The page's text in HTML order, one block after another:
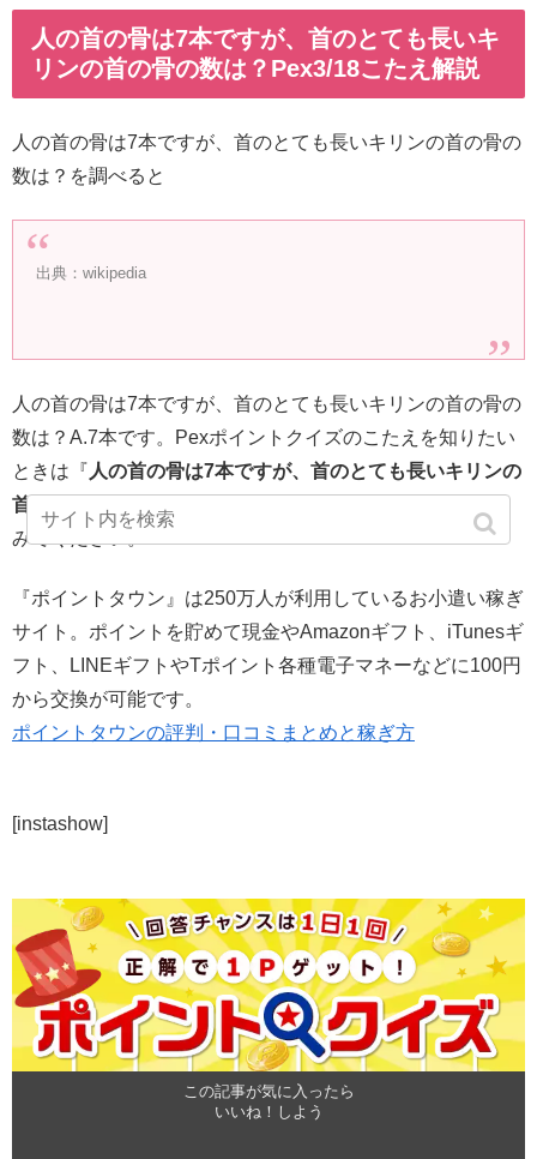
人の首の骨は7本ですが、首のとても長いキ
リンの首の骨の数は？Pex3/18こたえ解説
人の首の骨は7本ですが、首のとても長いキリンの首の骨の
数は？を調べると
出典：wikipedia
人の首の骨は7本ですが、首のとても長いキリンの首の骨の
数は？A.7本です。Pexポイントクイズのこたえを知りたい
ときは『 人の首の骨は7本ですが、首のとても長いキリンの
首の骨の数は？
』または
でけんさくして
みてください。
『ポイントタウン』は250万人が利用しているお小遣い稼ぎ
サイト。ポイントを貯めて現金やAmazonギフト、iTunesギ
フト、LINEギフトやTポイント各種電子マネーなどに100円
から交換が可能です。
ポイントタウンの評判・口コミまとめと稼ぎ方
[instashow]
この記事が気に入ったら
いいね！しよう